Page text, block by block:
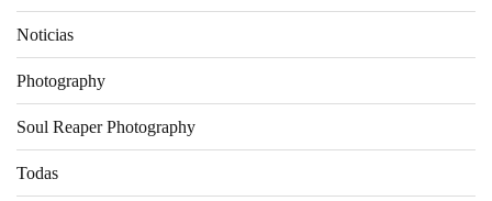
Noticias
Photography
Soul Reaper Photography
Todas